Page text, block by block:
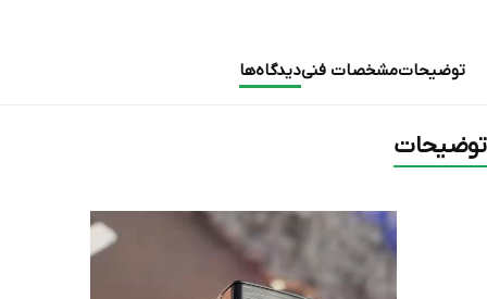
توضیحاتمشخصات فنیدیدگاه‌ها
توضیحات